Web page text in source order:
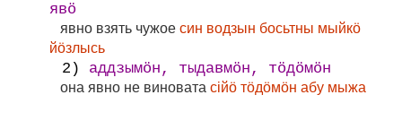
явӧ
явно взять чужоесин водзын босьтны мыйкӧ
йӧзлысь
2) аддзымӧн, тыдавмӧн, тӧдӧмӧн
она явно не виноватасійӧ тӧдӧмӧн абу мыжа